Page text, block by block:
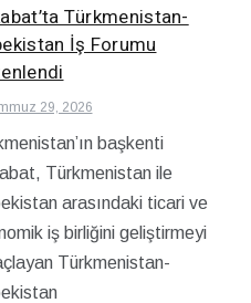
Türkmenistan-
İş Forumu
29, 2026
başkenti
Türkmenistan ile
arasındaki ticari ve
iş birliğini geliştirmeyi
Türkmenistan-